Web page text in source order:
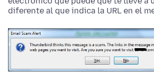
diferente al que indica la URL en el